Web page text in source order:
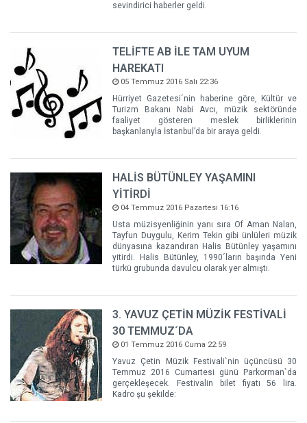
sevindirici haberler geldi.
TELİFTE AB İLE TAM UYUM
HAREKATI
05 Temmuz 2016 Salı 22:36
Hürriyet Gazetesi´nin haberine göre, Kültür ve
Turizm Bakanı Nabi Avcı, müzik sektöründe
faaliyet gösteren meslek birliklerinin
başkanlarıyla İstanbul’da bir araya geldi.
HALİS BÜTÜNLEY YAŞAMINI
YİTİRDİ
04 Temmuz 2016 Pazartesi 16:16
Usta müzisyenliğinin yanı sıra Of Aman Nalan,
Tayfun Duygulu, Kerim Tekin gibi ünlüleri müzik
dünyasına kazandıran Halis Bütünley yaşamını
yitirdi. Halis Bütünley, 1990´ların başında Yeni
türkü grubunda davulcu olarak yer almıştı.
3. YAVUZ ÇETİN MÜZİK FESTİVALİ
30 TEMMUZ´DA
01 Temmuz 2016 Cuma 22:59
Yavuz Çetin Müzik Festivali`nin üçüncüsü 30
Temmuz 2016 Cumartesi günü Parkorman`da
gerçekleşecek. Festivalin bilet fiyatı 56 lira.
Kadro şu şekilde: